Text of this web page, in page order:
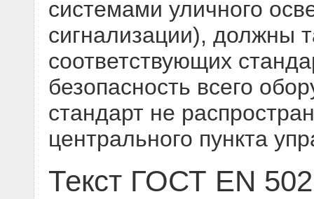
системами уличного
сигнализации), должны
соответствующих
безопасность всего
стандарт не
центрального пункта
Текст ГОСТ EN